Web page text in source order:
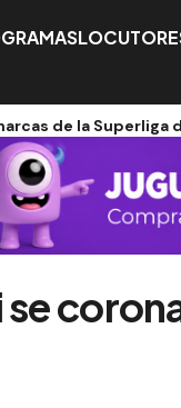
de la Superliga